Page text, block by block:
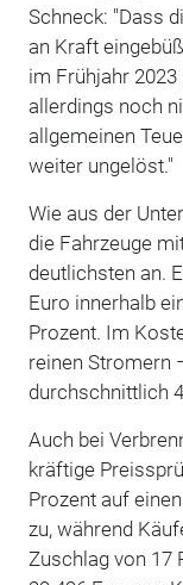
Schneck: "Dass
an Kraft
im Frühjahr
allerdings noch
allgemeinen
weiter ungelöst."
Wie aus der
die Fahrzeuge
deutlichsten an.
Euro innerhalb
Prozent. Im
reinen Stromern
durchschnittlich
Auch bei
kräftige
Prozent auf
zu, während
Zuschlag von 17